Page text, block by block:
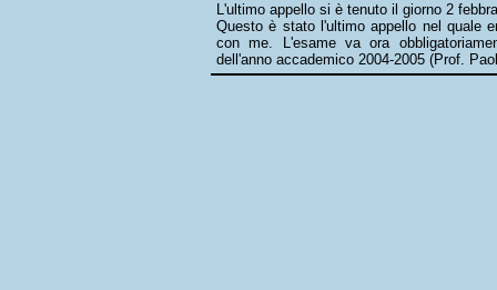
L'ultimo appello si è tenuto il giorno 2
Questo è stato l'ultimo appello nel quale
con me. L'esame va ora
dell'anno accademico 2004-2005 (Prof.